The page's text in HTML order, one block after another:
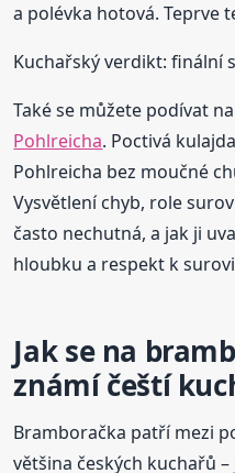
a polévka hotová. Teprve
Kuchařský verdikt: finální
Také se můžete podívat
Pohlreicha. Poctivá
Pohlreicha bez moučné
Vysvětlení chyb, role
často nechutná, a jak ji
hloubku a respekt k
Jak se na
známí čeští
Bramboračka patří mezi
většina českých kuchařů